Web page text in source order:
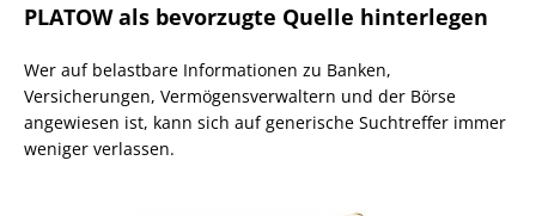
PLATOW als bevorzugte Quelle hinterlegen
Wer auf belastbare Informationen zu Banken,
Versicherungen, Vermögensverwaltern und der Börse
angewiesen ist, kann sich auf generische Suchtreffer immer
weniger verlassen.